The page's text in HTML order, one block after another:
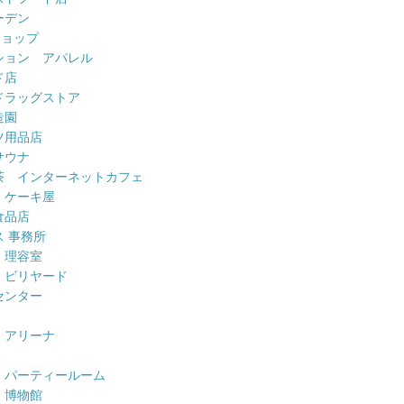
デン
ップ
ョン アパレル
店
ッグストア
用品店
ナ
インターネットカフェ
ーキ屋
品店
事務所
容室
リヤード
ンター
リーナ
ーティールーム
物館